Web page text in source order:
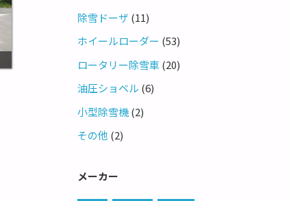
除雪ドーザ (11)
ホイールローダー (53)
ロータリー除雪車 (20)
油圧ショベル (6)
小型除雪機 (2)
その他 (2)
メーカー